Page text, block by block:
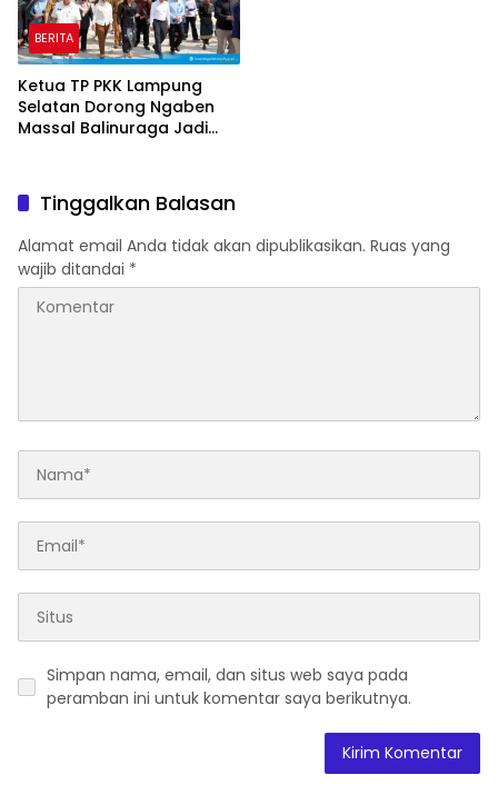
BERITA
Ketua TP PKK Lampung
Selatan Dorong Ngaben
Massal Balinuraga Jadi
Tinggalkan Balasan
Alamat email Anda tidak akan dipublikasikan. Ruas yang
wajib ditandai *
Simpan nama, email, dan situs web saya pada
peramban ini untuk komentar saya berikutnya.